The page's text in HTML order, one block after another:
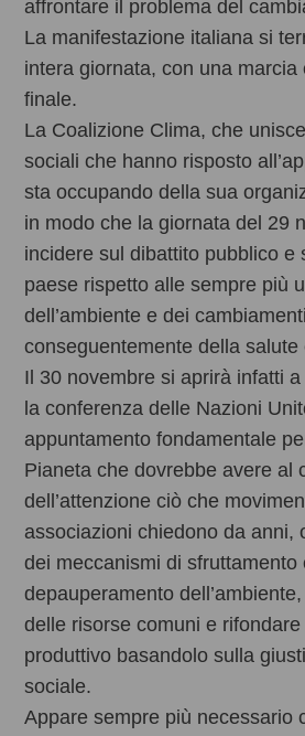
affrontare il problema del
La manifestazione italiana si
intera giornata, con una marcia
finale.
La Coalizione Clima, che
sociali che hanno risposto
sta occupando della sua
in modo che la giornata del 29
incidere sul dibattito pubblico e
paese rispetto alle sempre più
dell’ambiente e dei
conseguentemente della salute
Il 30 novembre si aprirà infatti
la conferenza delle Nazioni
appuntamento fondamentale
Pianeta che dovrebbe avere al
dell’attenzione ciò che
associazioni chiedono da anni,
dei meccanismi di sfruttamento
depauperamento
delle risorse comuni e
produttivo basandolo sulla
sociale.
Appare sempre più necessario